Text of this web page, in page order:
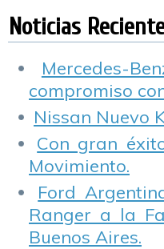
ciudad
en la
Noticias
Mercedes-
compromiso
Nissan Nuevo
Con gran
Movimiento.
Ford
Ranger a la
Buenos Aires.